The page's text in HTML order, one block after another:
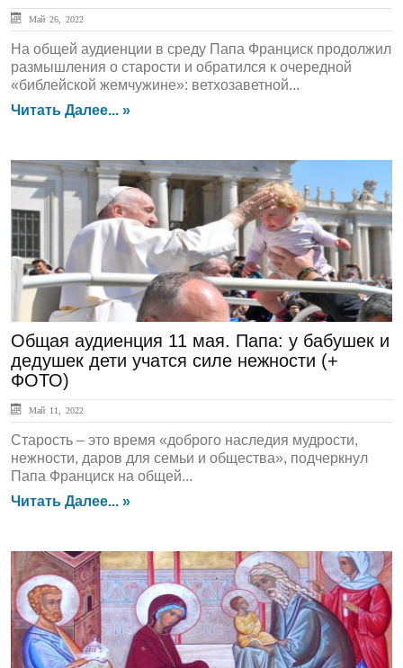
Май 26, 2022
На общей аудиенции в среду Папа Франциск продолжил
размышления о старости и обратился к очередной
«библейской жемчужине»: ветхозаветной...
Читать Далее... »
ГЛАВНАЯ
Общая аудиенция 11 мая. Папа: у бабушек и
дедушек дети учатся силе нежности (+
ФОТО)
Май 11, 2022
Старость – это время «доброго наследия мудрости,
нежности, даров для семьи и общества», подчеркнул
Папа Франциск на общей...
Читать Далее... »
ЛЕНТА НОВОСТЕЙ